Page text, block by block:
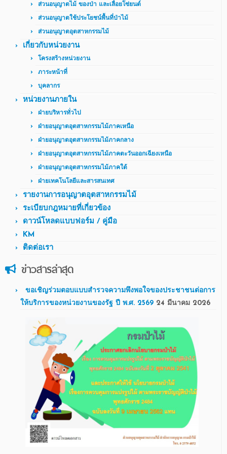
ส่วนอนุญาตไม้ ของป่า และเลื่อยโซ่ยนต์
ส่วนอนุญาตใช้ประโยชน์พื้นที่ป่าไม้
ส่วนอนุญาตอุตสาหกรรมไม้
เกี่ยวกับหน่วยงาน
โครงสร้างหน่วยงาน
ภาระหน้าที่
บุคลากร
หน่วยงานภายใน
ฝ่ายบริหารทั่วไป
ฝ่ายอนุญาตอุตสาหกรรมไม้ภาคเหนือ
ฝ่ายอนุญาตอุตสาหกรรมไม้ภาคกลาง
ฝ่ายอนุญาตอุตสาหกรรมไม้ภาคตะวันออกเฉียงเหนือ
ฝ่ายอนุญาตอุตสาหกรรมไม้ภาคใต้
ฝ่ายเทคโนโลยีและสารสนเทศ
รายงานการอนุญาตอุตสาหกรรมไม้
ระเบียบกฎหมายที่เกี่ยวข้อง
ดาวน์โหลดแบบฟอร์ม / คู่มือ
KM
ติดต่อเรา
ข่าวสารล่าสุด
ขอเชิญร่วมตอบแบบสำรวจความพึงพอใจของประชาชนต่อการ
ให้บริการของหน่วยงานของรัฐ ปี พ.ศ. 2569 24 มีนาคม 2026